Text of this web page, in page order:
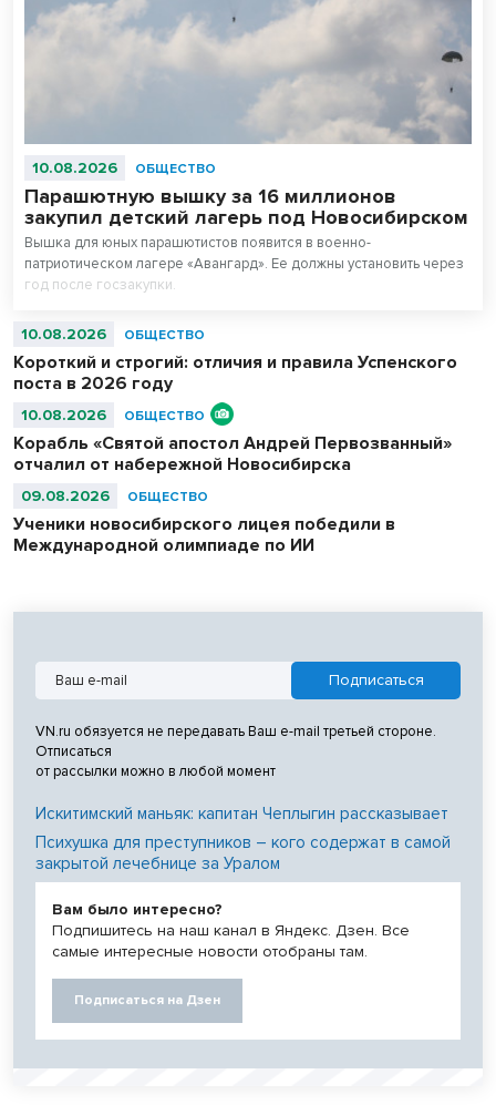
10.08.2026 ОБЩЕСТВО
Парашютную вышку за 16 миллионов
закупил детский лагерь под Новосибирском
Вышка для юных парашютистов появится в военно-
патриотическом лагере «Авангард». Ее должны установить через
год после госзакупки.
10.08.2026 ОБЩЕСТВО
Короткий и строгий: отличия и правила Успенского
поста в 2026 году
10.08.2026 ОБЩЕСТВО
Корабль «Святой апостол Андрей Первозванный»
отчалил от набережной Новосибирска
09.08.2026 ОБЩЕСТВО
Ученики новосибирского лицея победили в
Международной олимпиаде по ИИ
VN.ru обязуется не передавать Ваш e-mail третьей стороне.
Отписаться
от рассылки можно в любой момент
Искитимский маньяк: капитан Чеплыгин рассказывает
Психушка для преступников – кого содержат в самой
закрытой лечебнице за Уралом
Вам было интересно?
Подпишитесь на наш канал в Яндекс. Дзен. Все
самые интересные новости отобраны там.
Подписаться на Дзен